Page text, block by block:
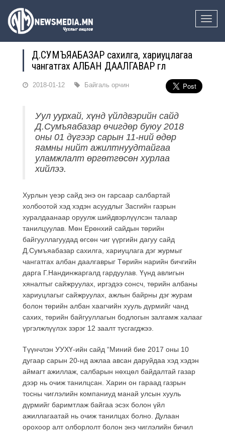
Toggle
Д.СУМЪЯАБАЗАР сахилга, хариуцлагаа
чангатгах АЛБАН ДААЛГАВАР өглөө
2018-01-12 Байгаль орчин
Уул уурхай, хүнд үйлдвэрийн сайд
Д.Сумъяабазар өчигдөр буюу 2018
оны 01 дүгээр сарын 11-ний өдөр
яамны нийт ажилтнуудтайгаа
уламжлалт өргөтгөсөн хурлаа
хийлээ.
Хурлын үеэр сайд энэ он гарсаар салбартай
холбоотой хэд хэдэн асуудлыг Засгийн газрын
хуралдаанаар оруулж шийдвэрлүүлсэн талаар
танилцуулав. Мөн Ерөнхий сайдын төрийн
байгууллагуудад өгсөн чиг үүргийн дагуу сайд
Д.Сумъяабазар сахилга, хариуцлага дэг журмыг
чангатгах албан даалгаврыг Төрийн нарийн бичгийн
дарга Г.Нандинжаргалд гардуулав. Үүнд авлигын
хяналтыг сайжруулах, иргэдээ сонсч, төрийн албаны
хариуцлагыг сайжруулах, ажлын байрны дэг журам
болон төрийн албан хаагчийн хууль дүрмийг чанд
сахих, төрийн байгууллагын бодлогын залгамж халааг
үргэлжлүүлэх зэрэг 12 заалт тусгагджээ.
Түүнчлэн УУХҮ-ийн сайд “Миний бие 2017 оны 10
дугаар сарын 20-нд ажлаа авсан даруйдаа хэд хэдэн
аймагт ажиллаж, салбарын нөхцөл байдалтай газар
дээр нь очиж танилцсан. Харин он гараад газрын
тосны чиглэлийн компаниуд манай улсын хууль
дүрмийг баримтлаж байгаа эсэх болон үйл
ажиллагаатай нь очиж танилцах болно. Дулаан
орохоор алт олборлолт болон энэ чиглэлийн бичил